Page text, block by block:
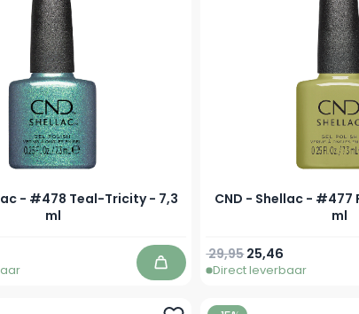
- #478 Teal-Tricity - 7,3
ml
prijs
In winkelwagen
CND - Shellac - #477
ml
Speciale prijs
25,46
Normale prijs
29,95
Direct leverbaar